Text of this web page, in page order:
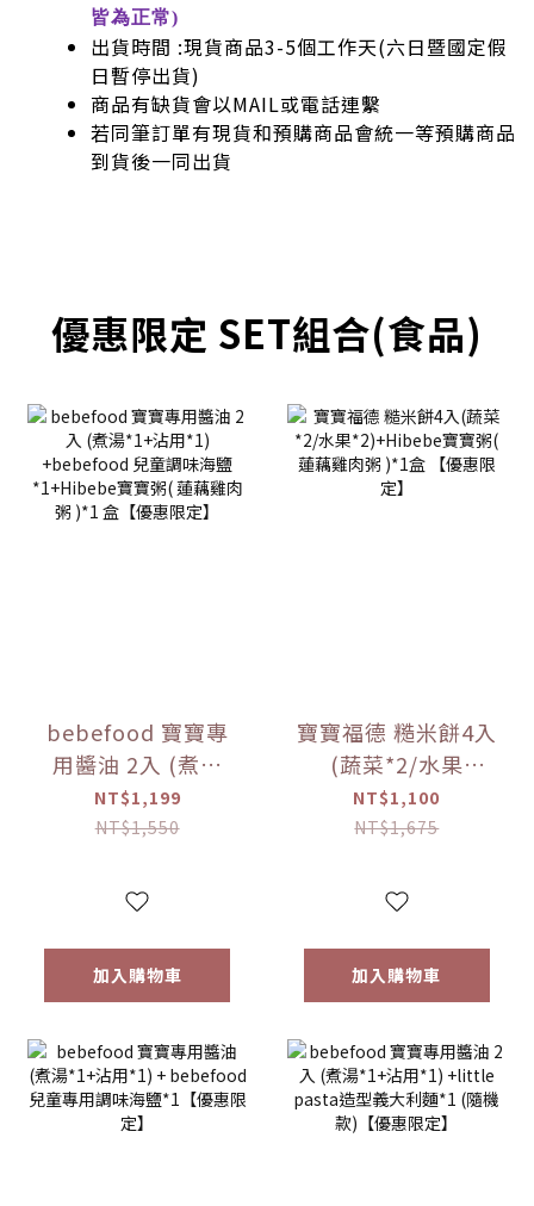
皆為正常)
出貨時間 :現貨商品3-5個工作天(六日暨國定假
日暫停出貨)
商品有缺貨會以MAIL或電話連繫
若同筆訂單有現貨和預購商品會統一等預購商品
到貨後一同出貨
優惠限定 SET組合(食品)
bebefood 寶寶專
用醬油 2入 (煮湯
*1+沾用*1)
+bebefood 兒童調
寶寶粥( 蓮藕雞肉粥
NT$1,199
NT$1,550
加入購物車
寶寶福德 糙米餅4入
(蔬菜*2/水果
*2)+Hibebe寶寶粥
( 蓮藕雞肉粥 )*1盒
NT$1,100
NT$1,675
加入購物車